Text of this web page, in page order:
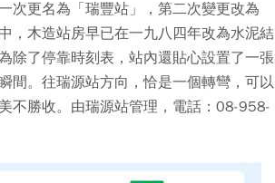
次更名為「瑞豐站」，第二次變更改為
，木造站房早已在一九八四年改為水泥結
除了停靠時刻表，站內還貼心設置了一張
間。往瑞源站方向，恰是一個轉彎，可以
不勝收。由瑞源站管理，電話：08-958-